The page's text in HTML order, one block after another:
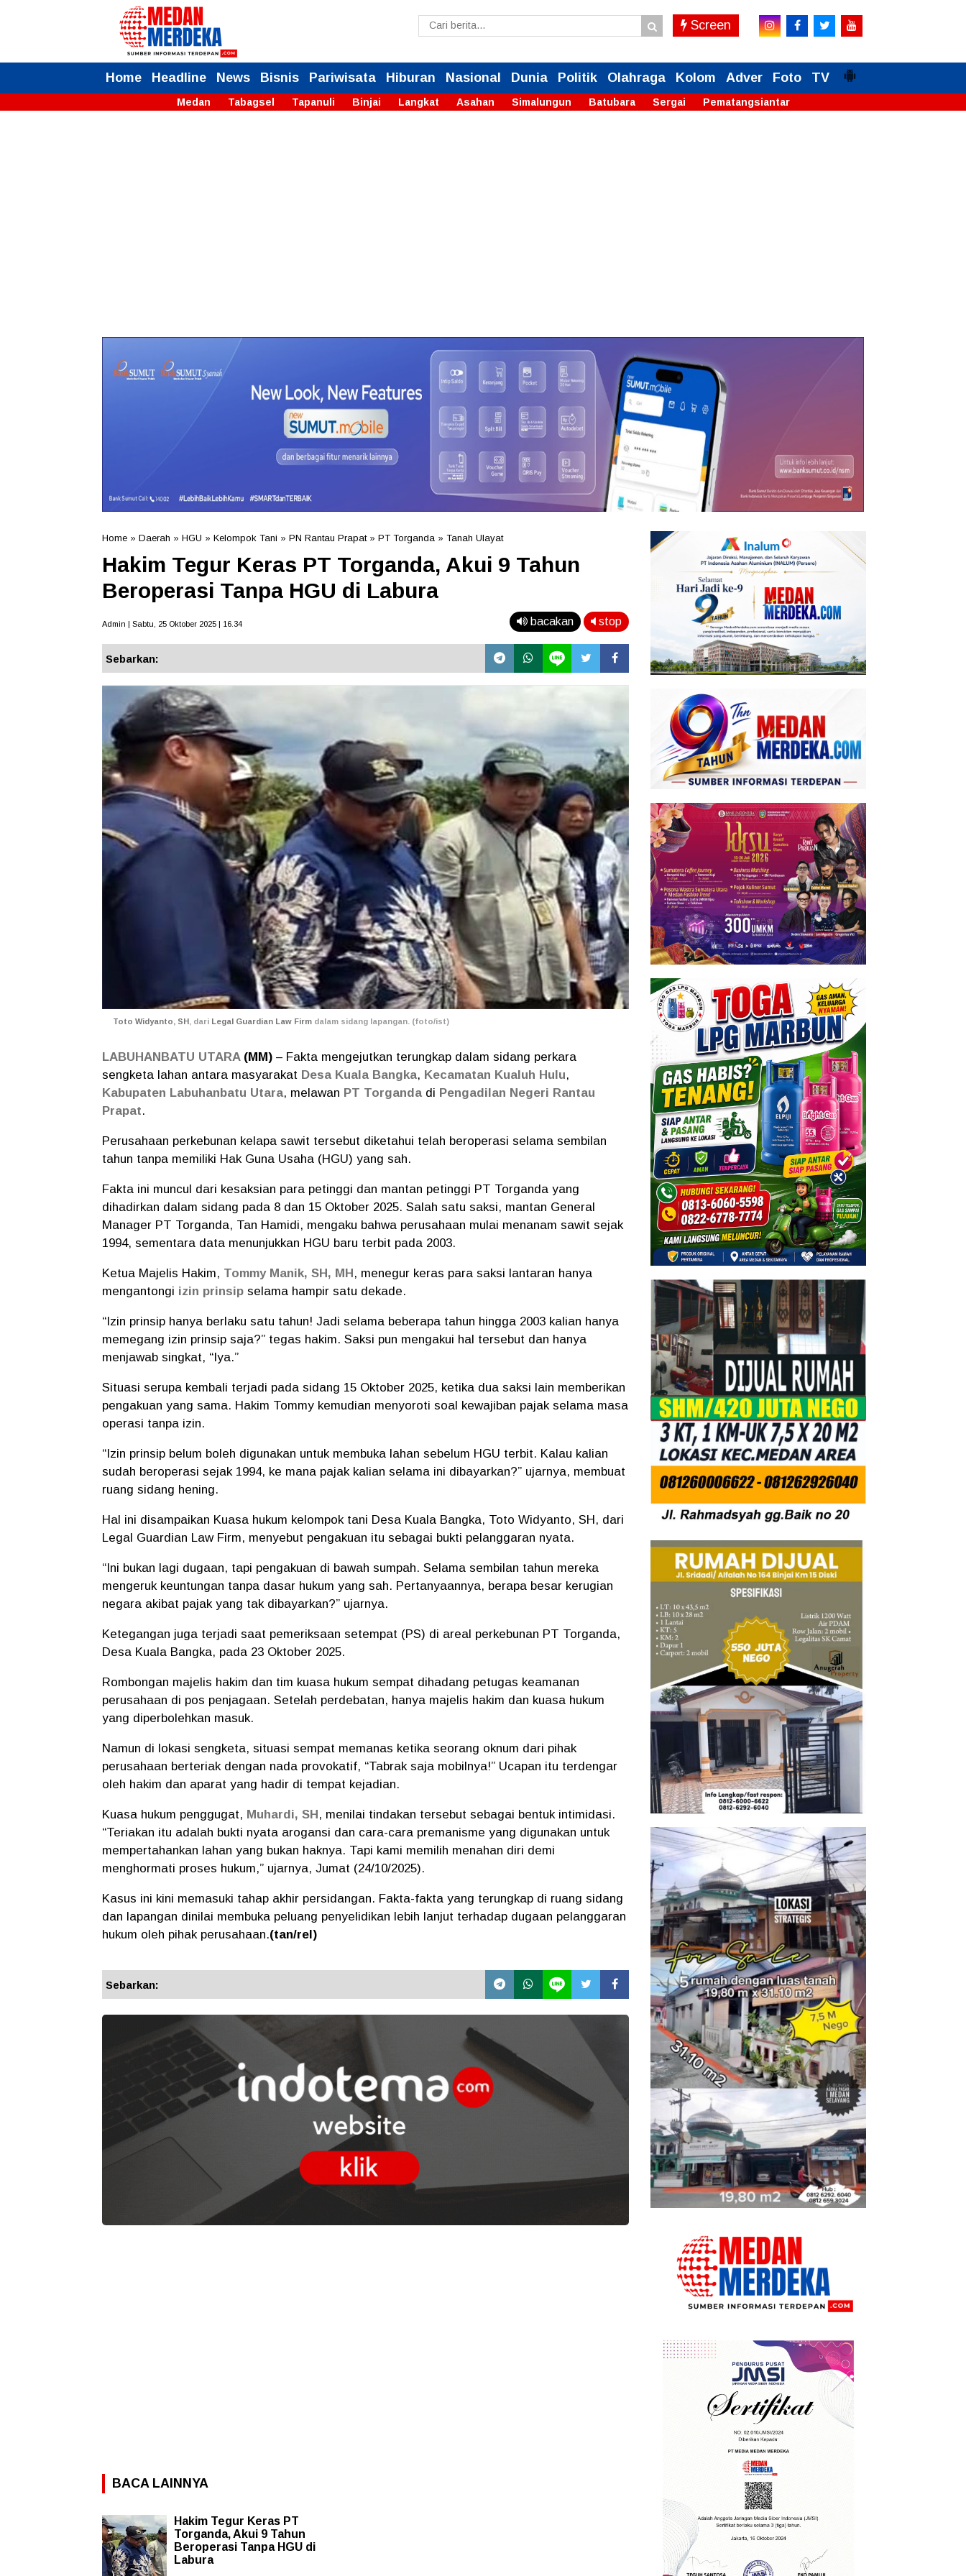
Screen
Home Headline News Bisnis Pariwisata Hiburan Nasional Dunia Politik Olahraga Kolom Adver Foto TV
Medan Tabagsel Tapanuli Binjai Langkat Asahan Simalungun Batubara Sergai Pematangsiantar
Home » Daerah » HGU » Kelompok Tani » PN Rantau Prapat» PT Torganda » Tanah Ulayat
Hakim Tegur Keras PT Torganda, Akui 9 Tahun
Beroperasi Tanpa HGU di Labura
Admin | Sabtu, 25 Oktober 2025 | 16.34 bacakan stop
Sebarkan:
Toto Widyanto, SH , dari Legal Guardian Law Firm dalam sidang lapangan. (foto/ist)
LABUHANBATU UTARA(MM) – Fakta mengejutkan terungkap dalam sidang perkara
sengketa lahan antara masyarakat Desa Kuala Bangka, Kecamatan Kualuh Hulu,
Kabupaten Labuhanbatu Utara, melawan PT Torgandadi Pengadilan Negeri Rantau
Prapat.
Perusahaan perkebunan kelapa sawit tersebut diketahui telah beroperasi selama sembilan
tahun tanpa memiliki Hak Guna Usaha (HGU) yang sah.
Fakta ini muncul dari kesaksian para petinggi dan mantan petinggi PT Torganda yang
dihadirkan dalam sidang pada 8 dan 15 Oktober 2025. Salah satu saksi, mantan General
Manager PT Torganda, Tan Hamidi, mengaku bahwa perusahaan mulai menanam sawit sejak
1994, sementara data menunjukkan HGU baru terbit pada 2003.
Ketua Majelis Hakim, Tommy Manik, SH, MH, menegur keras para saksi lantaran hanya
mengantongi izin prinsip selama hampir satu dekade.
“Izin prinsip hanya berlaku satu tahun! Jadi selama beberapa tahun hingga 2003 kalian hanya
memegang izin prinsip saja?” tegas hakim. Saksi pun mengakui hal tersebut dan hanya
menjawab singkat, “Iya.”
Situasi serupa kembali terjadi pada sidang 15 Oktober 2025, ketika dua saksi lain memberikan
pengakuan yang sama. Hakim Tommy kemudian menyoroti soal kewajiban pajak selama masa
operasi tanpa izin.
“Izin prinsip belum boleh digunakan untuk membuka lahan sebelum HGU terbit. Kalau kalian
sudah beroperasi sejak 1994, ke mana pajak kalian selama ini dibayarkan?” ujarnya, membuat
ruang sidang hening.
Hal ini disampaikan Kuasa hukum kelompok tani Desa Kuala Bangka, Toto Widyanto, SH, dari
Legal Guardian Law Firm, menyebut pengakuan itu sebagai bukti pelanggaran nyata.
“Ini bukan lagi dugaan, tapi pengakuan di bawah sumpah. Selama sembilan tahun mereka
mengeruk keuntungan tanpa dasar hukum yang sah. Pertanyaannya, berapa besar kerugian
negara akibat pajak yang tak dibayarkan?” ujarnya.
Ketegangan juga terjadi saat pemeriksaan setempat (PS) di areal perkebunan PT Torganda,
Desa Kuala Bangka, pada 23 Oktober 2025.
Rombongan majelis hakim dan tim kuasa hukum sempat dihadang petugas keamanan
perusahaan di pos penjagaan. Setelah perdebatan, hanya majelis hakim dan kuasa hukum
yang diperbolehkan masuk.
Namun di lokasi sengketa, situasi sempat memanas ketika seorang oknum dari pihak
perusahaan berteriak dengan nada provokatif, “Tabrak saja mobilnya!” Ucapan itu terdengar
oleh hakim dan aparat yang hadir di tempat kejadian.
Kuasa hukum penggugat, Muhardi, SH, menilai tindakan tersebut sebagai bentuk intimidasi.
“Teriakan itu adalah bukti nyata arogansi dan cara-cara premanisme yang digunakan untuk
mempertahankan lahan yang bukan haknya. Tapi kami memilih menahan diri demi
menghormati proses hukum,” ujarnya, Jumat (24/10/2025).
Kasus ini kini memasuki tahap akhir persidangan. Fakta-fakta yang terungkap di ruang sidang
dan lapangan dinilai membuka peluang penyelidikan lebih lanjut terhadap dugaan pelanggaran
hukum oleh pihak perusahaan.(tan/rel)
Sebarkan:
BACA LAINNYA
Hakim Tegur Keras PT
Torganda, Akui 9 Tahun
Beroperasi Tanpa HGU di
Labura